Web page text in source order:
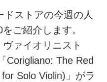
ストアの今週の人
ご紹介します。
ァイオリニスト
Corigliano: The Red
Solo Violin)」がラ